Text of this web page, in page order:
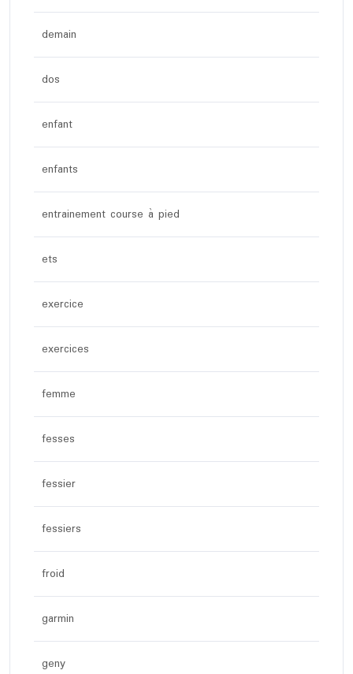
demain
dos
enfant
enfants
entrainement course à pied
ets
exercice
exercices
femme
fesses
fessier
fessiers
froid
garmin
geny